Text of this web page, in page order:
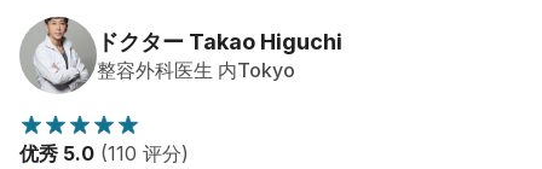
客户评价
ドクター Takao Higuchi
整容外科医生 内Tokyo
优秀 5.0 (110 评分)